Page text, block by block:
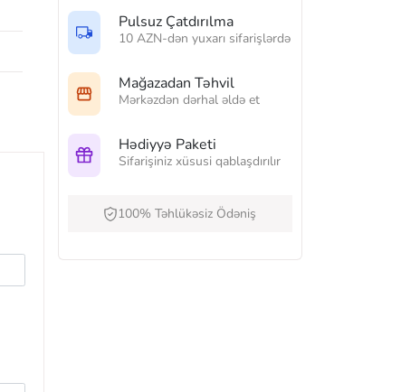
Pulsuz Çatdırılma
10 AZN-dən yuxarı sifarişlərdə
Mağazadan Təhvil
Mərkəzdən dərhal əldə et
Hədiyyə Paketi
Sifarişiniz xüsusi qablaşdırılır
100% Təhlükəsiz Ödəniş